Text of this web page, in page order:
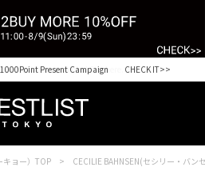
様1000Point Present Campaign CHECK IT>>
キョー）TOP CECILIE BAHNSEN(セシリー・バン